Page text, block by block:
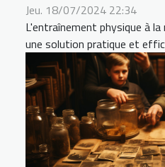
Jeu. 18/07/2024 22:34
L'entraînement physique à
une solution pratique et